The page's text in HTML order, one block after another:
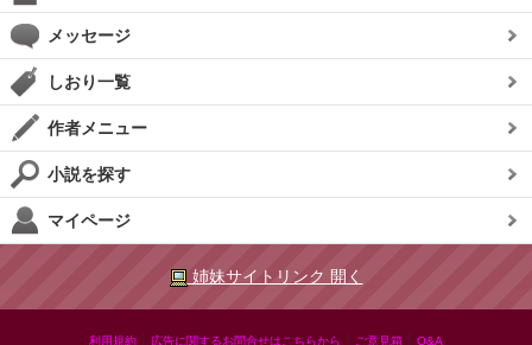
メッセージ
しおり一覧
作者メニュー
小説を探す
マイページ
姉妹サイトリンク 開く
利用規約 広告に関するお問合せはこちらから ご意見箱 Q&A